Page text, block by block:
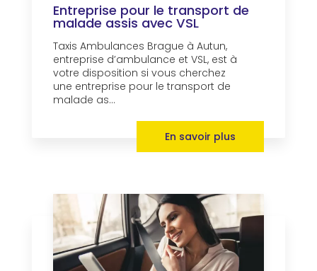
Entreprise pour le transport de
malade assis avec VSL
Taxis Ambulances Brague à Autun,
entreprise d’ambulance et VSL, est à
votre disposition si vous cherchez
une entreprise pour le transport de
malade as...
En savoir plus